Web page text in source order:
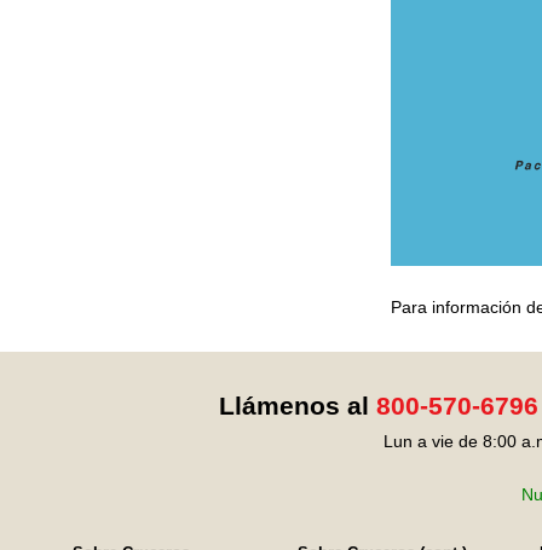
Para información
Llámenos al 800-570-6796
Lun a vie de 8:00